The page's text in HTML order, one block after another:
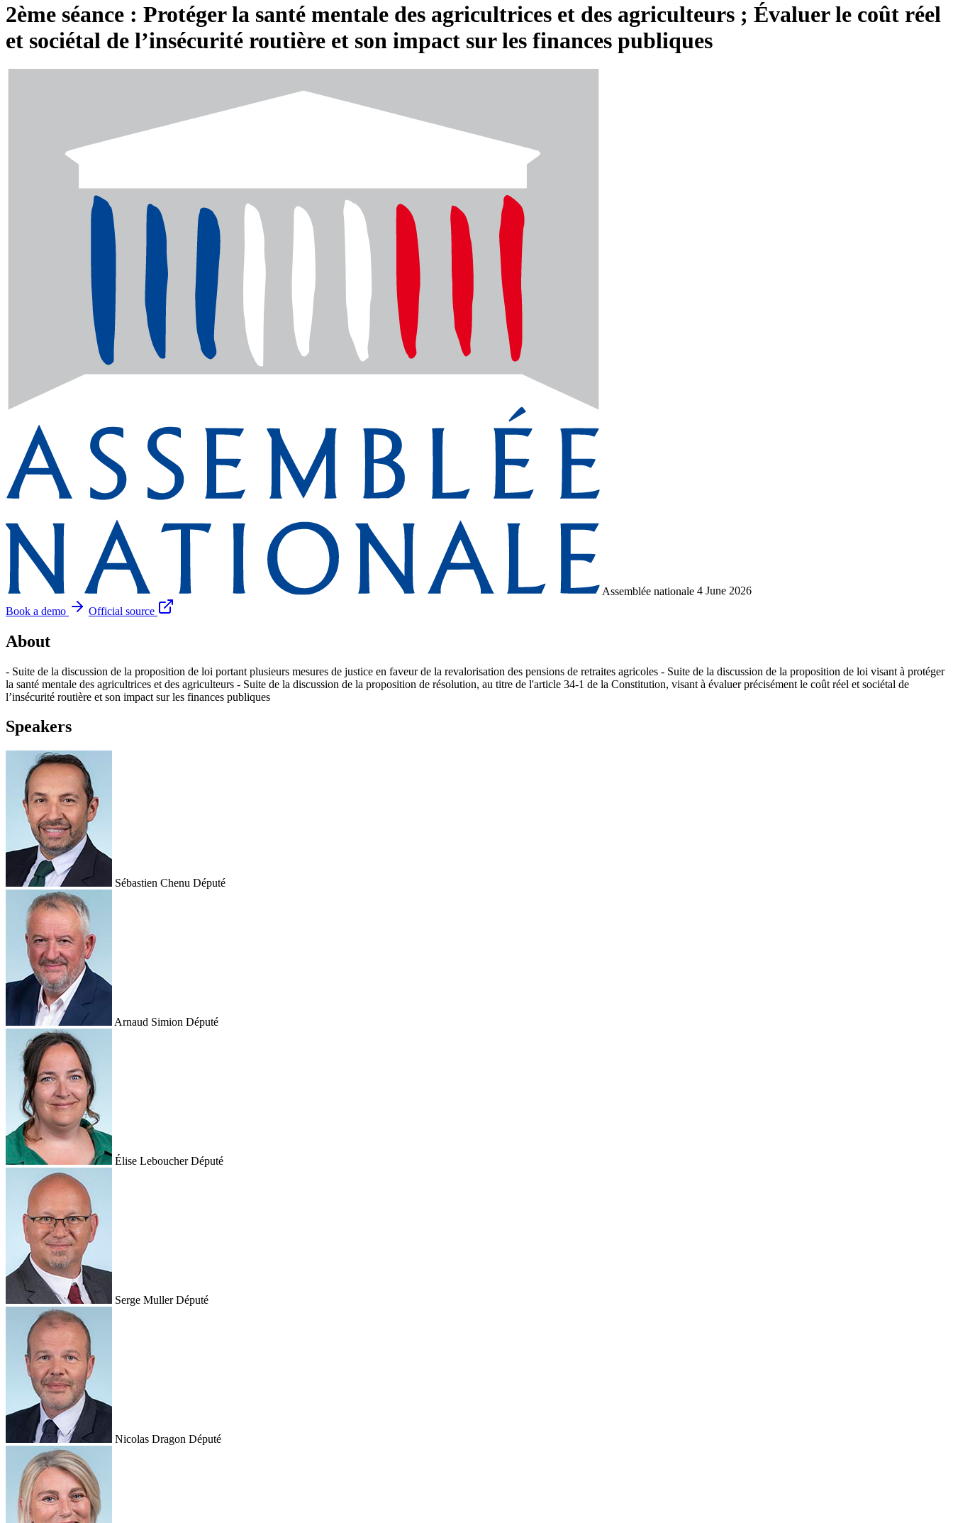
2ème séance : Protéger la santé mentale des agricultrices et des agriculteurs ; Évaluer le coût réel
et sociétal de l’insécurité routière et son impact sur les finances publiques
Assemblée nationale 4 June 2026
Book a demo
Official source
About
- Suite de la discussion de la proposition de loi portant plusieurs mesures de justice en faveur de la revalorisation des pensions de retraites agricoles - Suite de la discussion de la proposition de loi visant à protéger
la santé mentale des agricultrices et des agriculteurs - Suite de la discussion de la proposition de résolution, au titre de l'article 34-1 de la Constitution, visant à évaluer précisément le coût réel et sociétal de
l’insécurité routière et son impact sur les finances publiques
Speakers
Sébastien Chenu Député
Arnaud Simion Député
Élise Leboucher Député
Serge Muller Député
Nicolas Dragon Député